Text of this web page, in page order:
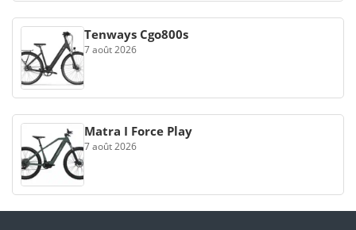
Tenways Cgo800s
7 août 2026
Matra I Force Play
7 août 2026